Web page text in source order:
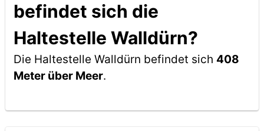
befindet sich die
Haltestelle Walldürn?
Die Haltestelle Walldürn befindet sich 408
Meter über Meer.